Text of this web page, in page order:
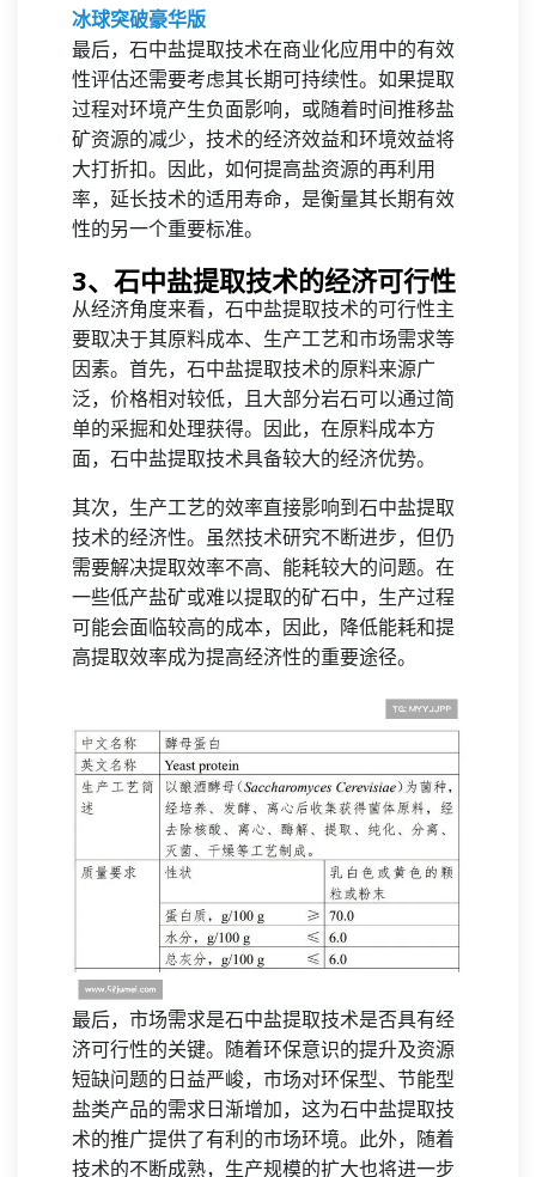
冰球突破豪华版
最后，石中盐提取技术在商业化应用中的有效
性评估还需要考虑其长期可持续性。如果提取
过程对环境产生负面影响，或随着时间推移盐
矿资源的减少，技术的经济效益和环境效益将
大打折扣。因此，如何提高盐资源的再利用
率，延长技术的适用寿命，是衡量其长期有效
性的另一个重要标准。
3、石中盐提取技术的经济可行性
从经济角度来看，石中盐提取技术的可行性主
要取决于其原料成本、生产工艺和市场需求等
因素。首先，石中盐提取技术的原料来源广
泛，价格相对较低，且大部分岩石可以通过简
单的采掘和处理获得。因此，在原料成本方
面，石中盐提取技术具备较大的经济优势。
其次，生产工艺的效率直接影响到石中盐提取
技术的经济性。虽然技术研究不断进步，但仍
需要解决提取效率不高、能耗较大的问题。在
一些低产盐矿或难以提取的矿石中，生产过程
可能会面临较高的成本，因此，降低能耗和提
高提取效率成为提高经济性的重要途径。
最后，市场需求是石中盐提取技术是否具有经
济可行性的关键。随着环保意识的提升及资源
短缺问题的日益严峻，市场对环保型、节能型
盐类产品的需求日渐增加，这为石中盐提取技
术的推广提供了有利的市场环境。此外，随着
技术的不断成熟，生产规模的扩大也将进一步